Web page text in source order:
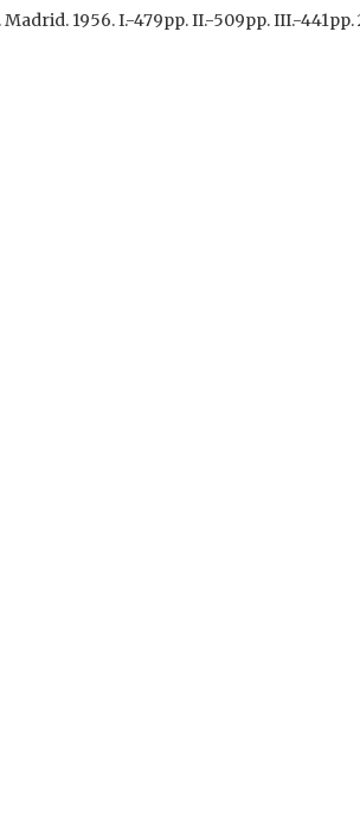
1956. I.-479pp. II.-509pp. III.-441pp.